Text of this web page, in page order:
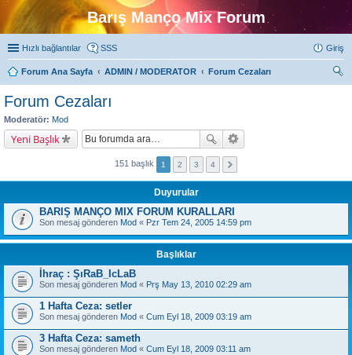
Barış Manço Mix Forum
Hızlı bağlantılar SSS Giriş
Forum Ana Sayfa ADMIN / MODERATOR
Forum Cezaları
Forum Cezaları
Moderatör: Mod
Yeni Başlık
151 başlık 1 2 3 4
Duyurular
BARIŞ MANÇO MIX FORUM KURALLARI
Son mesaj gönderen Mod « Pzr Tem 24, 2005 14:59 pm
Başlıklar
İhraç : ŞıRaB_IcLaB
Son mesaj gönderen Mod « Prş May 13, 2010 02:29 am
1 Hafta Ceza: setler
Son mesaj gönderen Mod « Cum Eyl 18, 2009 03:19 am
3 Hafta Ceza: sameth
Son mesaj gönderen Mod « Cum Eyl 18, 2009 03:11 am